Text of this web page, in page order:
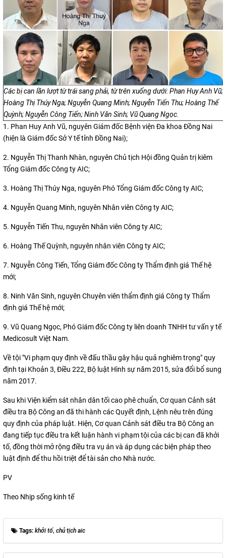
Các bị can lần lượt từ trái sang phải, từ trên xuống dưới: Phan Huy Anh Vũ;
Hoàng Thị Thúy Nga; Nguyễn Quang Minh; Nguyễn Tiến Thu; Hoàng Thế
Quỳnh; Nguyễn Công Tiến; Ninh Văn Sinh; Vũ Quang Ngọc.
1. Phan Huy Anh Vũ, nguyên Giám đốc Bệnh viện Đa khoa Đồng Nai
(hiện là Giám đốc Sở Y tế tỉnh Đồng Nai);
2. Nguyễn Thị Thanh Nhàn, nguyên Chủ tịch Hội đồng Quản trị kiêm
Tổng Giám đốc Công ty AIC;
3. Hoàng Thị Thúy Nga, nguyên Phó Tổng Giám đốc Công ty AIC;
4. Nguyễn Quang Minh, nguyên Nhân viên Công ty AIC;
5. Nguyễn Tiến Thu, nguyên Nhân viên Công ty AIC;
6. Hoàng Thế Quỳnh, nguyên nhân viên Công ty AIC;
7. Nguyễn Công Tiến, Tổng Giám đốc Công ty Thẩm định giá Thế hệ
mới;
8. Ninh Văn Sinh, nguyên Chuyên viên thẩm định giá Công ty Thẩm
định giá Thế hệ mới;
9. Vũ Quang Ngọc, Phó Giám đốc Công ty liên doanh TNHH tư vấn y tế
Medicosult Việt Nam.
Về tội "Vi phạm quy định về đấu thầu gây hậu quả nghiêm trọng" quy
định tại Khoản 3, Điều 222, Bộ luật Hình sự năm 2015, sửa đổi bổ sung
năm 2017.
Sau khi Viện kiểm sát nhân dân tối cao phê chuẩn, Cơ quan Cảnh sát
điều tra Bộ Công an đã thi hành các Quyết định, Lệnh nêu trên đúng
quy định của pháp luật. Hiện, Cơ quan Cảnh sát điều tra Bộ Công an
đang tiếp tục điều tra kết luận hành vi phạm tội của các bị can đã khởi
tố, đồng thời mở rộng điều tra vụ án và áp dụng các biện pháp theo
luật định để thu hồi triệt để tài sản cho Nhà nước.
PV
Theo Nhịp sống kinh tế
Tags: khởi tố, chủ tịch aic